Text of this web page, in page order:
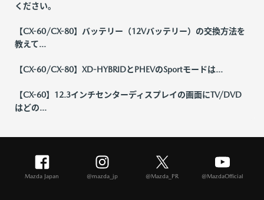
ください。
【CX-60/CX-80】バッテリー（12Vバッテリー）の交換方法を
教えて...
【CX-60/CX-80】XD-HYBRIDとPHEVのSportモードは...
【CX-60】12.3インチセンターディスプレイの画面にTV/DVD
はどの...
Mazda Japan @mazda_jp @Mazda_PR @MazdaOfficial